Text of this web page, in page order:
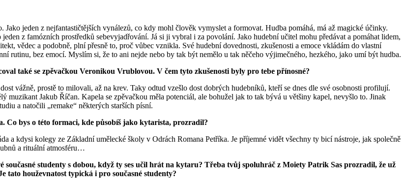
jeden z nejfantastičtějších vynálezů, co kdy mohl člověk vymyslet a formovat. Hudba pomáhá, má až magické účinky.
z famózních prostředků sebevyjadřování. Já si ji vybral i za povolání. Jako hudební učitel mohu předávat a pomáhat lidem,
vědec a podobně, plní přesně to, proč vůbec vznikla. Své hudební dovednosti, zkušenosti a emoce vkládám do vlastní
rutinu, bez emocí. Myslím si, že to ani nejde nebo by tak být nemělo u tak něčeho výjimečného, hezkého, jako umí být hudba.
také se zpěvačkou Veronikou Vrublovou. V čem tyto zkušenosti byly pro tebe přínosné?
vážně, prostě to milovali, až na krev. Taky odtud vzešlo dost dobrých hudebníků, kteří se dnes dle své osobnosti profilují.
Jakub Říčan. Kapela se zpěvačkou měla potenciál, ale bohužel jak to tak bývá u většiny kapel, nevyšlo to. Jinak
a natočili „remake“ některých starších písní.
Co bys o této formaci, kde působíš jako kytarista, prozradil?
a kdysi kolegy ze Základní umělecké školy v Odrách Romana Petříka. Je příjemné vidět všechny ty bicí nástroje, jak společně
a rituální atmosféru…
studenty s dobou, když ty ses učil hrát na kytaru? Třeba tvůj spoluhráč z Moiety Patrik Sas prozradil, že už
tato houževnatost typická i pro současné studenty?